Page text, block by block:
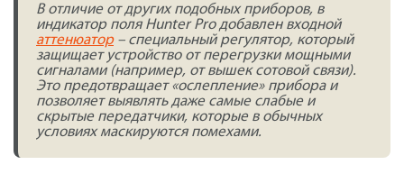
В отличие от других подобных приборов, в
индикатор поля Hunter Pro добавлен входной
аттенюатор– специальный регулятор, который
защищает устройство от перегрузки мощными
сигналами (например, от вышек сотовой связи).
Это предотвращает «ослепление» прибора и
позволяет выявлять даже самые слабые и
скрытые передатчики, которые в обычных
условиях маскируются помехами.